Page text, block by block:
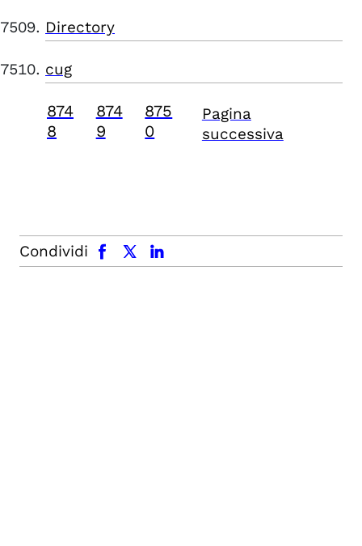
Directory
cug
874
8
874
9
875
0
Pagina
successiva
Condividi
facebook x.com linkedin